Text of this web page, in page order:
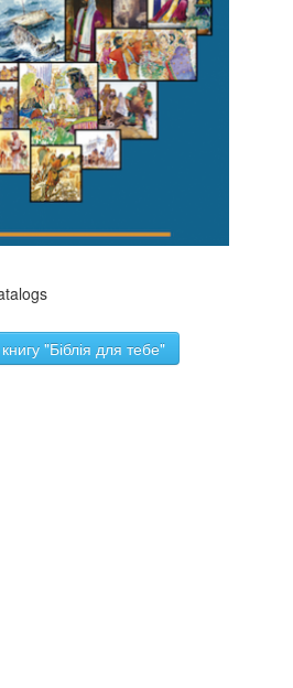
"Біблія для тебе"